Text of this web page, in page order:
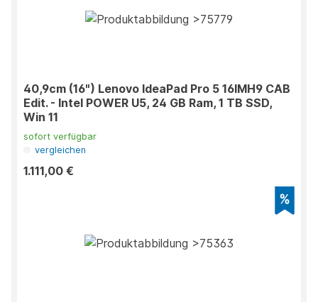
40,9cm (16") Lenovo IdeaPad Pro 5 16IMH9 CAB
Edit. - Intel POWER U5, 24 GB Ram, 1 TB SSD,
Win 11
sofort verfügbar
vergleichen
1.111,00 €